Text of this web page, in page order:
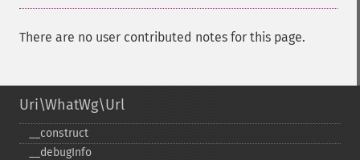
There are no user contributed notes for this page.
Uri\WhatWg\Url
_​_​construct
_​_​debugInfo